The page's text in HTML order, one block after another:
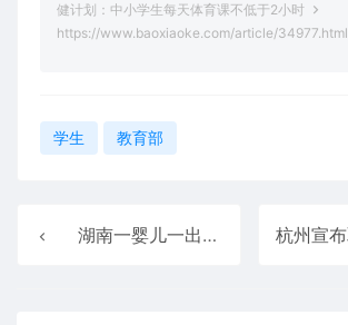
健计划：中小学生每天体育课不低于2小时
https://www.baoxiaoke.com/article/34977.html
学生 教育部
湖南一婴儿一出生就15岁：在-196℃环境下被唤醒